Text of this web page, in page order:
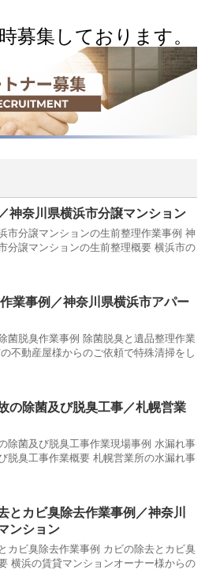
募集しております。
神奈川県横浜市分譲マンション
市分譲マンションの生前整理作業事例 神
分譲マンションの生前整理概要 横浜市の
業事例／神奈川県横浜市アパー
菌脱臭作業事例 除菌脱臭と遺品整理作業
不動産屋様からのご依頼で特殊清掃をし
の除菌及び脱臭工事／札幌営業
除菌及び脱臭工事作業現場事例 水漏れ事
脱臭工事作業概要 札幌営業所の水漏れ事
とカビ臭除去作業事例／神奈川
ンション
カビ臭除去作業事例 カビの除去とカビ臭
横浜の賃貸マンションオーナー様からの